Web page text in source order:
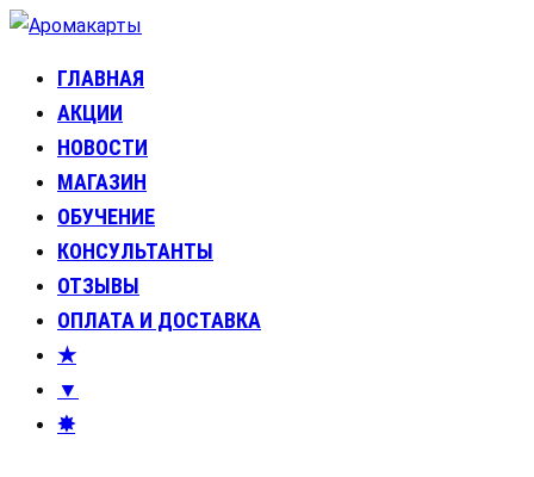
Перейти
содержимому
Аромакарты
Психологические эфирные карты • Аромапсихология
ГЛАВНАЯ
АКЦИИ
НОВОСТИ
МАГАЗИН
ОБУЧЕНИЕ
КОНСУЛЬТАНТЫ
ОТЗЫВЫ
ОПЛАТА И ДОСТАВКА
★
▼
✸